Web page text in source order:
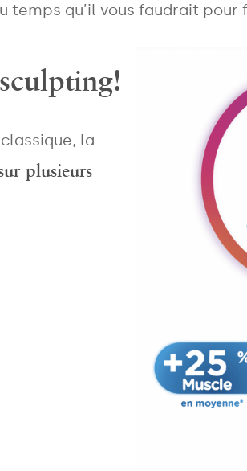
qu’il vous faudrait pour
la
plusieurs